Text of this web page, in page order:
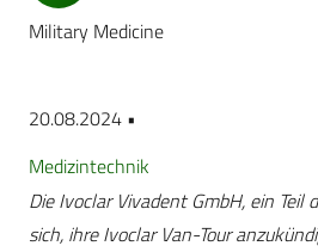
Military Medicine
20.08.2024 •
Medizintechnik
Die Ivoclar Vivadent GmbH, ein Teil
sich, ihre Ivoclar Van-Tour